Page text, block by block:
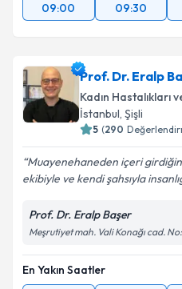
09:00 09:30
Prof. Dr. Eralp
Kadın Hastalıkları
İstanbul, Şişli
5 (290
Muayenehaneden içeri
ekibiyle ve kendi şahsıyla
Prof. Dr. Eralp Başer
Meşrutiyet mah. Vali Konağı cad.
En Yakın Saatler